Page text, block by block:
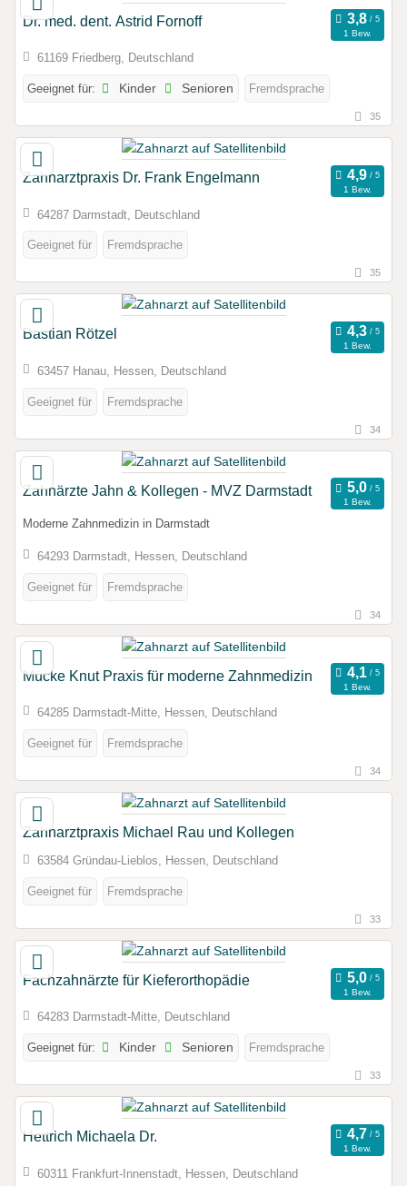
Dr. med. dent. Astrid Fornoff
1 Bew.
61169 Friedberg, Deutschland
Geeignet für: Kinder Senioren Fremdsprache
35
Zahnarztpraxis Dr. Frank Engelmann
1 Bew.
64287 Darmstadt, Deutschland
Geeignet für Fremdsprache
35
Bastian Rötzel
1 Bew.
63457 Hanau, Hessen, Deutschland
Geeignet für Fremdsprache
34
Zahnärzte Jahn & Kollegen - MVZ Darmstadt
1 Bew.
Moderne Zahnmedizin in Darmstadt
64293 Darmstadt, Hessen, Deutschland
Geeignet für Fremdsprache
34
Mücke Knut Praxis für moderne Zahnmedizin
1 Bew.
64285 Darmstadt-Mitte, Hessen, Deutschland
Geeignet für Fremdsprache
34
Zahnarztpraxis Michael Rau und Kollegen
63584 Gründau-Lieblos, Hessen, Deutschland
Geeignet für Fremdsprache
33
Fachzahnärzte für Kieferorthopädie
1 Bew.
64283 Darmstadt-Mitte, Deutschland
Geeignet für: Kinder Senioren Fremdsprache
33
Hettrich Michaela Dr.
1 Bew.
60311 Frankfurt-Innenstadt, Hessen, Deutschland